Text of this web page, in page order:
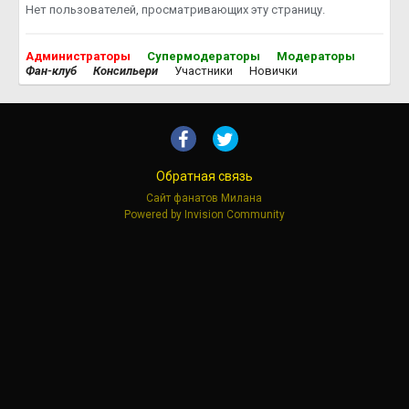
Нет пользователей, просматривающих эту страницу.
Администраторы Супермодераторы
Модераторы
Фан-клуб
Консильери Участники Новички
Обратная связь
Сайт фанатов Милана
Powered by Invision Community